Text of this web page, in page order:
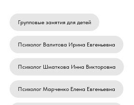
Групповые занятия для детей
Психолог Валитова Ирина Евгеньевна
Психолог Шматкова Инна Викторовна
Психолог Марченко Елена Евгеньевна